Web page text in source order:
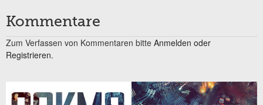
Kommentare
Zum Verfassen von Kommentaren bitte Anmelden oder
Registrieren.